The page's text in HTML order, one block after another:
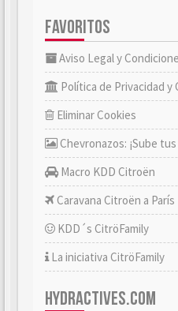
FAVORITOS
Aviso Legal y
Política de Privacidad y
Eliminar Cookies
Chevronazos: ¡Sube
Macro KDD Citroën
Caravana Citroën a París
KDD´s CitröFamily
La iniciativa CitröFamily
HYDRACTIVES.COM